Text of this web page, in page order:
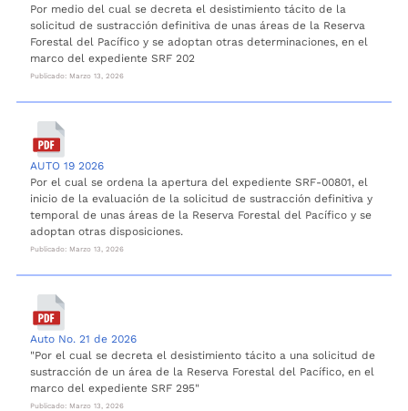
Por medio del cual se decreta el desistimiento tácito de la
solicitud de sustracción definitiva de unas áreas de la Reserva
Forestal del Pacífico y se adoptan otras determinaciones, en el
marco del expediente SRF 202
Publicado: Marzo 13, 2026
AUTO 19 2026
Por el cual se ordena la apertura del expediente SRF-00801, el
inicio de la evaluación de la solicitud de sustracción definitiva y
temporal de unas áreas de la Reserva Forestal del Pacífico y se
adoptan otras disposiciones.
Publicado: Marzo 13, 2026
Auto No. 21 de 2026
"Por el cual se decreta el desistimiento tácito a una solicitud de
sustracción de un área de la Reserva Forestal del Pacífico, en el
marco del expediente SRF 295"
Publicado: Marzo 13, 2026